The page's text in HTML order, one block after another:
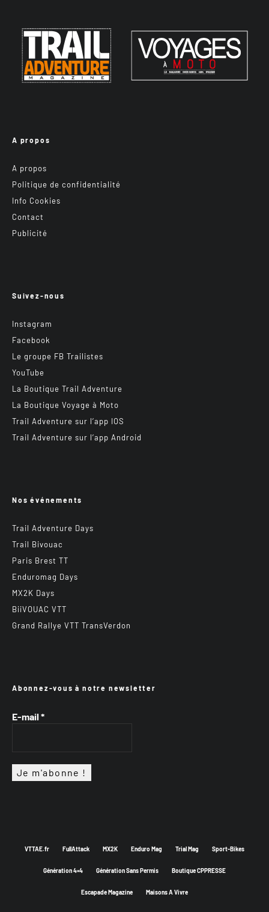
A propos
A propos
Politique de confidentialité
Info Cookies
Contact
Publicité
Suivez-nous
Instagram
Facebook
Le groupe FB Trailistes
YouTube
La Boutique Trail Adventure
La Boutique Voyage à Moto
Trail Adventure sur l’app IOS
Trail Adventure sur l’app Android
Nos événements
Trail Adventure Days
Trail Bivouac
Paris Brest TT
Enduromag Days
MX2K Days
BiiVOUAC VTT
Grand Rallye VTT TransVerdon
Abonnez-vous à notre newsletter
E-mail *
VTTAE.fr FullAttack MX2K Enduro Mag Trial Mag Sport-Bikes
Génération 4×4 Génération Sans Permis Boutique CPPRESSE
Escapade Magazine Maisons A Vivre